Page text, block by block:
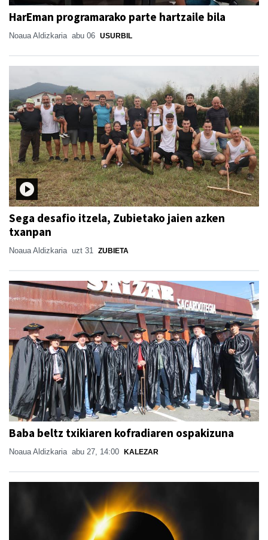
HarEman programarako parte hartzaile bila
Noaua Aldizkaria abu 06 USURBIL
Sega desafio itzela, Zubietako jaien azken
txanpan
Noaua Aldizkaria uzt 31 ZUBIETA
Baba beltz txikiaren kofradiaren ospakizuna
Noaua Aldizkaria abu 27, 14:00 KALEZAR